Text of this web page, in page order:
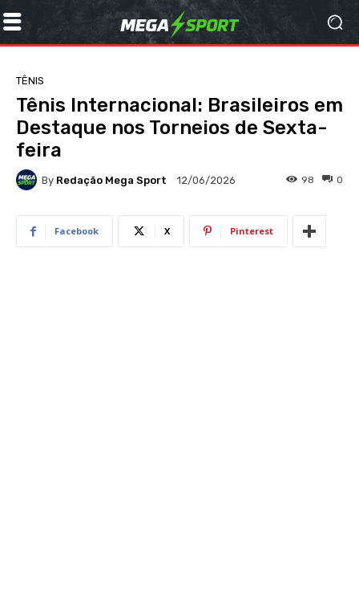
TÊNIS
Tênis Internacional: Brasileiros em
Destaque nos Torneios de Sexta-
feira
By Redação Mega Sport 12/06/2026 0
98
Facebook X Pinterest